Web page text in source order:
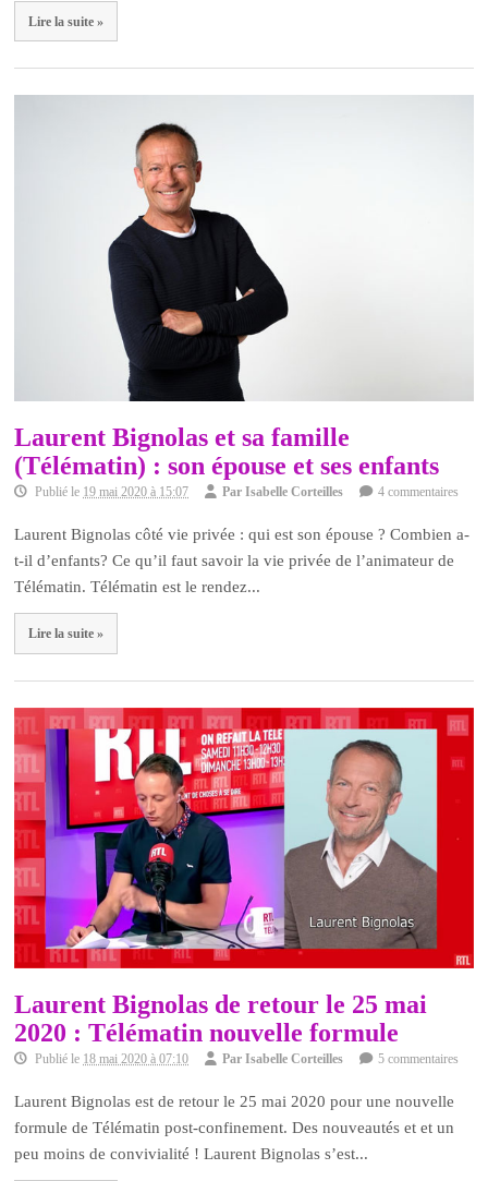
Lire la suite »
Laurent Bignolas et sa famille
(Télématin) : son épouse et ses enfants
Publié le 19 mai 2020 à 15:07 ParIsabelle Corteilles 4 commentaires
Laurent Bignolas côté vie privée : qui est son épouse ? Combien a-
t-il d’enfants? Ce qu’il faut savoir la vie privée de l’animateur de
Télématin. Télématin est le rendez...
Lire la suite »
Laurent Bignolas de retour le 25 mai
2020 : Télématin nouvelle formule
Publié le 18 mai 2020 à 07:10 ParIsabelle Corteilles 5 commentaires
Laurent Bignolas est de retour le 25 mai 2020 pour une nouvelle
formule de Télématin post-confinement. Des nouveautés et et un
peu moins de convivialité ! Laurent Bignolas s’est...